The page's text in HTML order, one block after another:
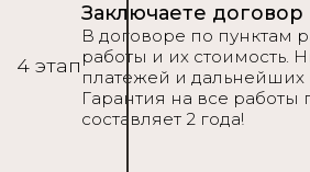
4 этап
Заключаете договор
В договоре по пунктам
работы и их стоимость.
платежей и дальнейших
Гарантия на все работы
составляет 2 года!